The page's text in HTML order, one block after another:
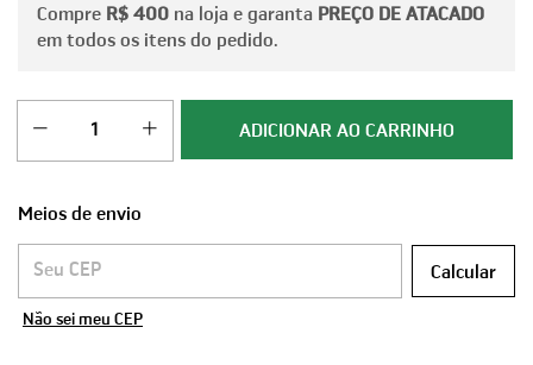
Compre R$ 400 na loja e garanta PREÇO DE ATACADO
em todos os itens do pedido.
Meios de envio
Entregas para o CEP:
Calcular
Não sei meu CEP